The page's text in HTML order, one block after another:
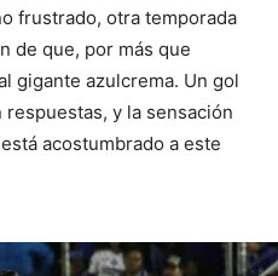
frustrado, otra temporada
de que, por más que
gigante azulcrema. Un gol
y la sensación
acostumbrado a este